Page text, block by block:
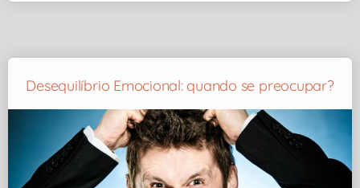
Desequilíbrio Emocional: quando se preocupar?